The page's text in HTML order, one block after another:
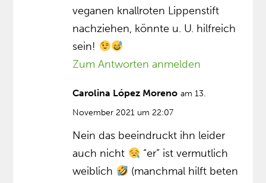
veganen knallroten Lippenstift
nachziehen, könnte u. U. hilfreich
sein!
Zum Antworten anmelden
Carolina López Moreno am 13.
November 2021 um 22:07
Nein das beeindruckt ihn leider
auch nicht
“er” ist vermutlich
weiblich
(manchmal hilft beten